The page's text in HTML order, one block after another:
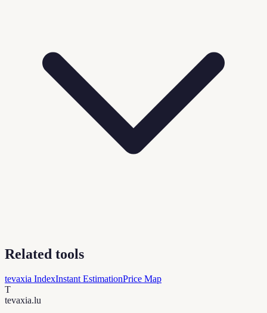
Related tools
tevaxia IndexInstant EstimationPrice Map
T
tevaxia.lu